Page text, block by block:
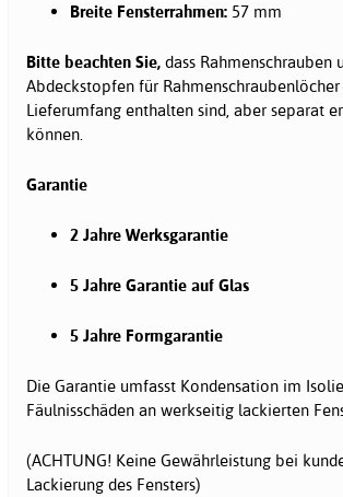
Breite Fensterrahmen: 57 mm
Bitte beachten Sie, dass Rahmenschrauben
Abdeckstopfen für
Lieferumfang enthalten sind, aber separat
können.
Garantie
2 Jahre Werksgarantie
5 Jahre Garantie auf Glas
5 Jahre Formgarantie
Die Garantie umfasst Kondensation im
Fäulnisschäden an werkseitig lackierten
(ACHTUNG! Keine Gewährleistung bei
Lackierung des Fensters)